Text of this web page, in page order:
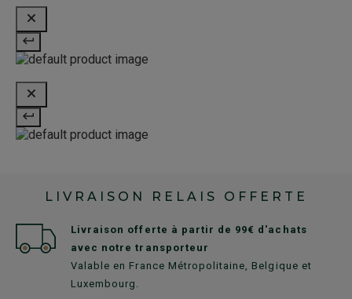
LIVRAISON RELAIS OFFERTE
Livraison offerte à partir de 99€ d'achats
avec notre transporteur
Valable en France Métropolitaine, Belgique et
Luxembourg.